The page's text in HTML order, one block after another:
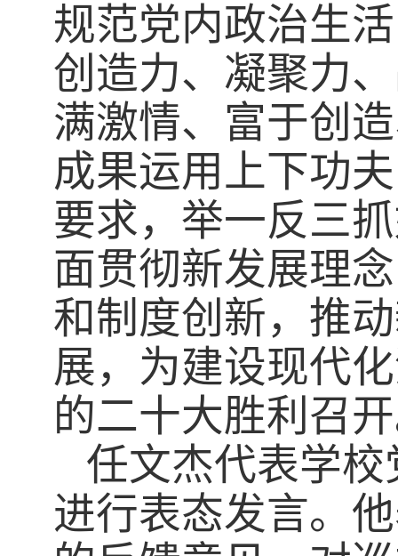
规范党内政治生
创造力、凝聚力
满激情、富于创
成果运用上下功
要求，举一反三
面贯彻新发展理
和制度创新，推
展，为建设现代
的二十大胜利召
任文杰代表学
进行表态发言。